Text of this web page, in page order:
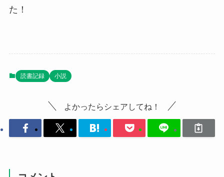
た！
読書記録 小説
よかったらシェアしてね！